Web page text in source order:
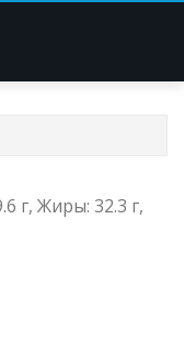
г, Жиры: 32.3 г,